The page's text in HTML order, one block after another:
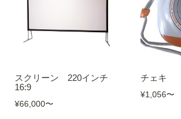
スクリーン 220インチ
16:9
¥66,000〜
チェキ
¥1,056〜